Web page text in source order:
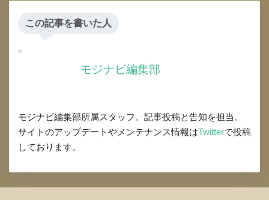
この記事を書いた人
モジナビ編集部
モジナビ編集部所属スタッフ。記事投稿と告知を担当。
サイトのアップデートやメンテナンス情報はTwitterで投稿
しております。